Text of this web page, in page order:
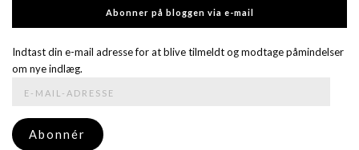
Abonner på bloggen via e-mail
Indtast din e-mail adresse for at blive tilmeldt og modtage påmindelser
om nye indlæg.
adresse
Abonnér